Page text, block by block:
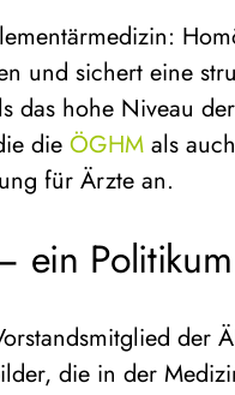
und sichert eine
das hohe Niveau
die ÖGHM als
für Ärzte an.
ein Politikum
der
die in der